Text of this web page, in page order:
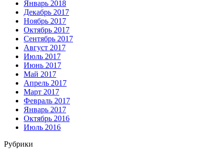
Январь 2018
Декабрь 2017
Ноябрь 2017
Октябрь 2017
Сентябрь 2017
Август 2017
Июль 2017
Июнь 2017
Май 2017
Апрель 2017
Март 2017
Февраль 2017
Январь 2017
Октябрь 2016
Июль 2016
Рубрики